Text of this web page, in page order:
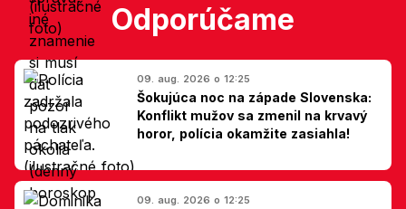
Odporúčame
09. aug. 2026 o 12:25
Šokujúca noc na západe Slovenska:
Konflikt mužov sa zmenil na krvavý
horor, polícia okamžite zasiahla!
09. aug. 2026 o 12:25